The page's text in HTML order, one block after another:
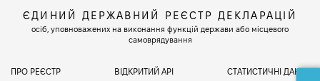
ЄДИНИЙ ДЕРЖАВНИЙ РЕЄСТР ДЕКЛАРАЦІЙ
осіб, уповноважених на виконання функцій держави або місцевого
самоврядування
ПРО РЕЄСТР ВІДКРИТИЙ АРІ СТАТИСТИЧНІ ДАНІ